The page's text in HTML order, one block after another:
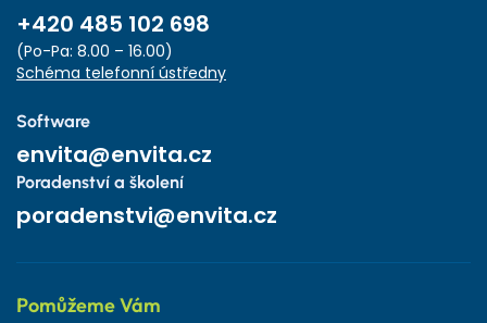
+420 485 102 698
(Po-Pa: 8.00 – 16.00)
Schéma telefonní ústředny
Software
envita@envita.cz
Poradenství a školení
poradenstvi@envita.cz
Pomůžeme Vám